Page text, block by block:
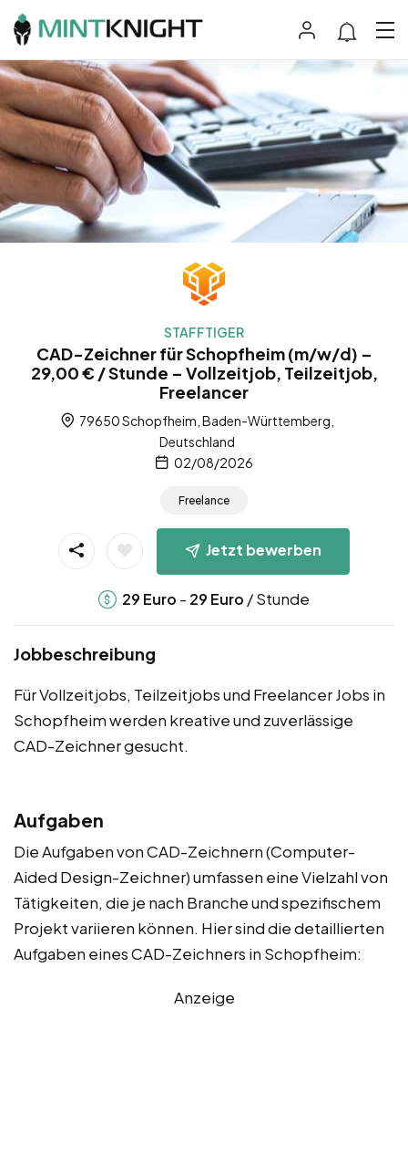
STAFFTIGER
CAD-Zeichner für Schopfheim (m/w/d) –
29,00 € / Stunde – Vollzeitjob, Teilzeitjob,
Freelancer
79650 Schopfheim, Baden-Württemberg,
Deutschland
02/08/2026
Freelance
Jetzt bewerben
29 Euro - 29 Euro / Stunde
Jobbeschreibung
Für Vollzeitjobs, Teilzeitjobs und Freelancer Jobs in
Schopfheim werden kreative und zuverlässige
CAD-Zeichner gesucht.
Aufgaben
Die Aufgaben von CAD-Zeichnern (Computer-
Aided Design-Zeichner) umfassen eine Vielzahl von
Tätigkeiten, die je nach Branche und spezifischem
Projekt variieren können. Hier sind die detaillierten
Aufgaben eines CAD-Zeichners in Schopfheim:
Anzeige